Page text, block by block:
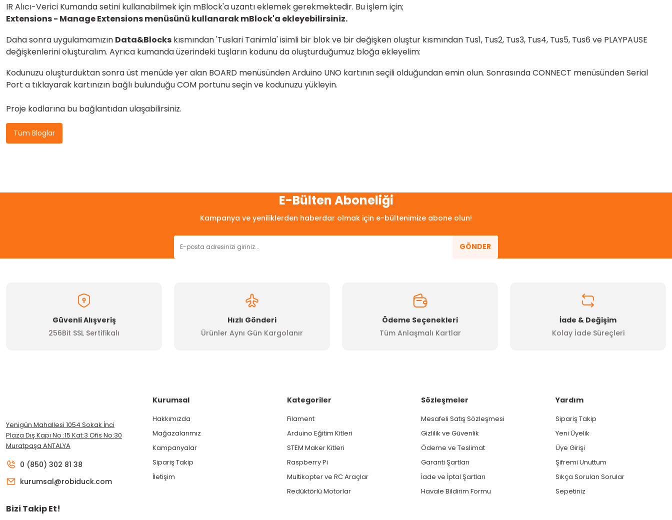
IR Alıcı-Verici Kumanda setini kullanabilmek için mBlock'a uzantı eklemek gerekmektedir. Bu işlem için;
Extensions - Manage Extensions menüsünü kullanarak mBlock'a ekleyebilirsiniz.
Daha sonra uygulamamızın Data&Blocks kısmından 'Tuslari Tanimla' isimli bir blok ve bir değişken oluştur kısmından Tus1, Tus2, Tus3, Tus4, Tus5, Tus6 ve PLAYPAUSE
değişkenlerini oluşturalım. Ayrıca kumanda üzerindeki tuşların kodunu da oluşturduğumuz bloğa ekleyelim:
Kodunuzu oluşturduktan sonra üst menüde yer alan BOARD menüsünden Arduino UNO kartının seçili olduğundan emin olun. Sonrasında CONNECT menüsünden Serial
Port a tıklayarak kartınızın bağlı bulunduğu COM portunu seçin ve kodunuzu yükleyin.
Proje kodlarına bu bağlantıdanulaşabilirsiniz.
Tüm Bloglar
E-Bülten Aboneliği
Kampanya ve yeniliklerden haberdar olmak için e-bültenimize abone olun!
GÖNDER
Güvenli Alışveriş
256Bit SSL Sertifikalı
Hızlı Gönderi
Ürünler Aynı Gün Kargolanır
Ödeme Seçenekleri
Tüm Anlaşmalı Kartlar
İade & Değişim
Kolay İade Süreçleri
Yenigün Mahallesi 1054 Sokak İnci
Plaza Dış Kapı No :15 Kat:3 Ofis No:30
Muratpaşa ANTALYA
0 (850) 302 81 38
kurumsal@robiduck.com
Bizi Takip Et!
Kurumsal
Hakkımızda
Mağazalarımız
Kampanyalar
Sipariş Takip
İletişim
Kategoriler
Filament
Arduino Eğitim Kitleri
STEM Maker Kitleri
Raspberry Pi
Multikopter ve RC Araçlar
Redüktörlü Motorlar
Sözleşmeler
Mesafeli Satış Sözleşmesi
Gizlilik ve Güvenlik
Ödeme ve Teslimat
Garanti Şartları
İade ve İptal Şartları
Havale Bildirim Formu
Yardım
Sipariş Takip
Yeni Üyelik
Üye Girişi
Şifremi Unuttum
Sıkça Sorulan Sorular
Sepetiniz